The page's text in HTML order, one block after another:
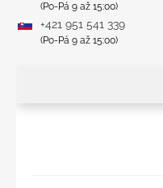
(Po-Pá 9 až 15:00)
+421 951 541 339
(Po-Pá 9 až 15:00)